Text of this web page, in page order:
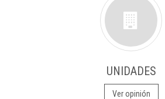
UNIDADES
Ver opinión